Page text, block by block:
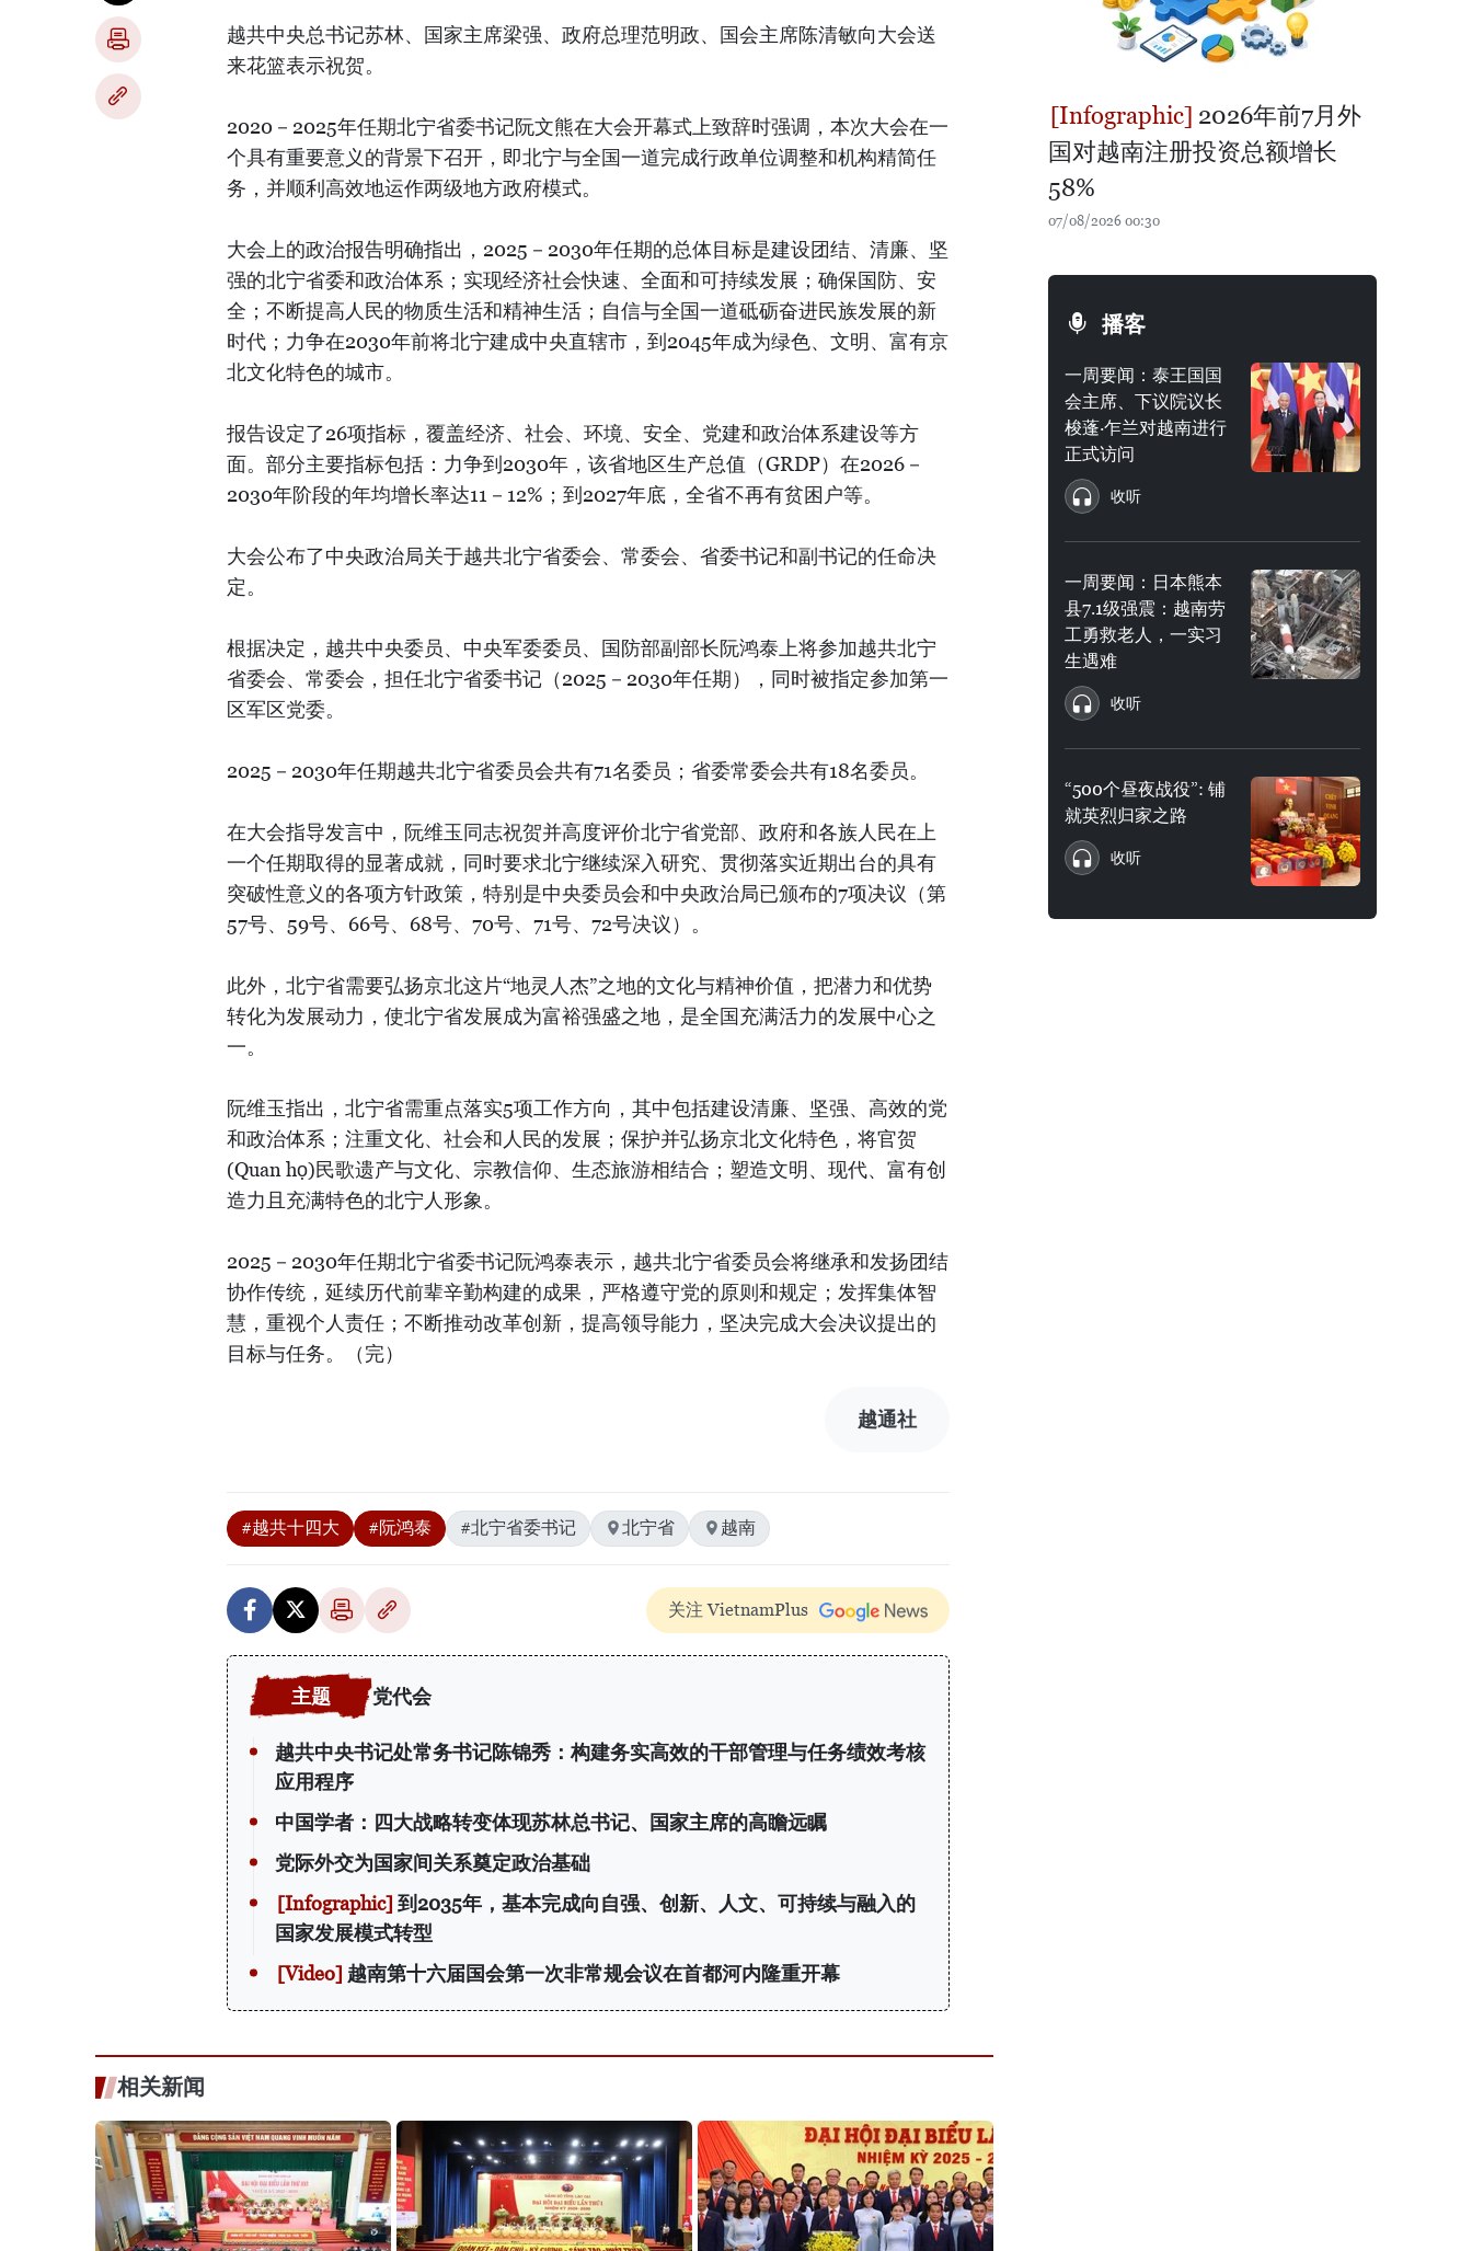
越共中央总书记苏林、国家主席梁强、政府总理范明政、国会主席陈清敏向大会送
来花篮表示祝贺。
2020－2025年任期北宁省委书记阮文熊在大会开幕式上致辞时强调，本次大会在一
个具有重要意义的背景下召开，即北宁与全国一道完成行政单位调整和机构精简任
务，并顺利高效地运作两级地方政府模式。
大会上的政治报告明确指出，2025－2030年任期的总体目标是建设团结、清廉、坚
强的北宁省委和政治体系；实现经济社会快速、全面和可持续发展；确保国防、安
全；不断提高人民的物质生活和精神生活；自信与全国一道砥砺奋进民族发展的新
时代；力争在2030年前将北宁建成中央直辖市，到2045年成为绿色、文明、富有京
北文化特色的城市。
报告设定了26项指标，覆盖经济、社会、环境、安全、党建和政治体系建设等方
面。部分主要指标包括：力争到2030年，该省地区生产总值（GRDP）在2026－
2030年阶段的年均增长率达11－12%；到2027年底，全省不再有贫困户等。
大会公布了中央政治局关于越共北宁省委会、常委会、省委书记和副书记的任命决
定。
根据决定，越共中央委员、中央军委委员、国防部副部长阮鸿泰上将参加越共北宁
省委会、常委会，担任北宁省委书记（2025－2030年任期），同时被指定参加第一
区军区党委。
2025－2030年任期越共北宁省委员会共有71名委员；省委常委会共有18名委员。
在大会指导发言中，阮维玉同志祝贺并高度评价北宁省党部、政府和各族人民在上
一个任期取得的显著成就，同时要求北宁继续深入研究、贯彻落实近期出台的具有
突破性意义的各项方针政策，特别是中央委员会和中央政治局已颁布的7项决议（第
57号、59号、66号、68号、70号、71号、72号决议）。
此外，北宁省需要弘扬京北这片“地灵人杰”之地的文化与精神价值，把潜力和优势
转化为发展动力，使北宁省发展成为富裕强盛之地，是全国充满活力的发展中心之
一。
阮维玉指出，北宁省需重点落实5项工作方向，其中包括建设清廉、坚强、高效的党
和政治体系；注重文化、社会和人民的发展；保护并弘扬京北文化特色，将官贺
(Quan họ)民歌遗产与文化、宗教信仰、生态旅游相结合；塑造文明、现代、富有创
造力且充满特色的北宁人形象。
2025－2030年任期北宁省委书记阮鸿泰表示，越共北宁省委员会将继承和发扬团结
协作传统，延续历代前辈辛勤构建的成果，严格遵守党的原则和规定；发挥集体智
慧，重视个人责任；不断推动改革创新，提高领导能力，坚决完成大会决议提出的
目标与任务。（完）
越通社
#越共十四大 #阮鸿泰 #北宁省委书记 北宁省 越南
关注 VietnamPlus
党代会
越共中央书记处常务书记陈锦秀：构建务实高效的干部管理与任务绩效考核
应用程序
中国学者：四大战略转变体现苏林总书记、国家主席的高瞻远瞩
党际外交为国家间关系奠定政治基础
到2035年，基本完成向自强、创新、人文、可持续与融入的
国家发展模式转型
越南第十六届国会第一次非常规会议在首都河内隆重开幕
相关新闻
2026年前7月外
国对越南注册投资总额增长
58%
07/08/2026 00:30
播客
一周要闻：泰王国国
会主席、下议院议长
梭蓬·乍兰对越南进行
正式访问
收听
一周要闻：日本熊本
县7.1级强震：越南劳
工勇救老人，一实习
生遇难
收听
“500个昼夜战役”: 铺
就英烈归家之路
收听